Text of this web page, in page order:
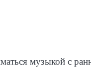
музыкой с